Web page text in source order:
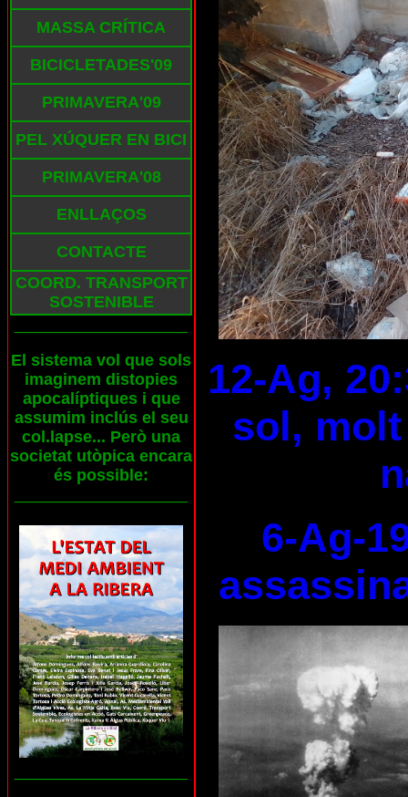
MASSA CRÍTICA
BICICLETADES'09
PRIMAVERA'09
PEL XÚQUER EN BICI
PRIMAVERA'08
ENLLAÇOS
CONTACTE
COORD. TRANSPORT
SOSTENIBLE
El sistema vol que sols
imaginem distopies
apocalíptiques i que
assumim inclús el seu
col.lapse... Però una
societat utòpica encara
és possible:
12-Ag,
sol,
6-Ag-